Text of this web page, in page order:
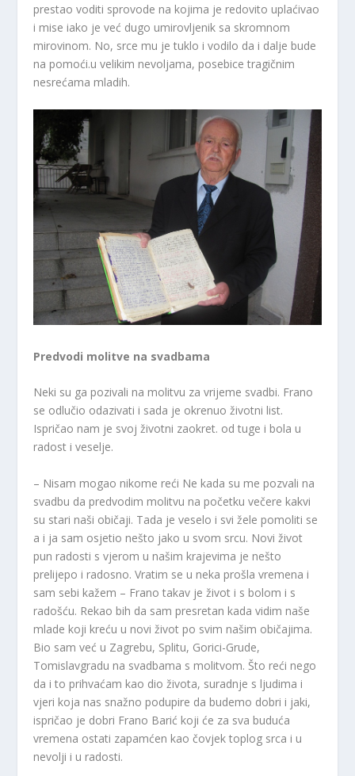
prestao voditi sprovode na kojima je redovito uplaćivao
i mise iako je već dugo umirovljenik sa skromnom
mirovinom. No, srce mu je tuklo i vodilo da i dalje bude
na pomoći.u velikim nevoljama, posebice tragičnim
nesrećama mladih.
Predvodi molitve na svadbama
Neki su ga pozivali na molitvu za vrijeme svadbi. Frano
se odlučio odazivati i sada je okrenuo životni list.
Ispričao nam je svoj životni zaokret. od tuge i bola u
radost i veselje.
– Nisam mogao nikome reći Ne kada su me pozvali na
svadbu da predvodim molitvu na početku večere kakvi
su stari naši običaji. Tada je veselo i svi žele pomoliti se
a i ja sam osjetio nešto jako u svom srcu. Novi život
pun radosti s vjerom u našim krajevima je nešto
prelijepo i radosno. Vratim se u neka prošla vremena i
sam sebi kažem – Frano takav je život i s bolom i s
radošću. Rekao bih da sam presretan kada vidim naše
mlade koji kreću u novi život po svim našim običajima.
Bio sam već u Zagrebu, Splitu, Gorici-Grude,
Tomislavgradu na svadbama s molitvom. Što reći nego
da i to prihvaćam kao dio života, suradnje s ljudima i
vjeri koja nas snažno podupire da budemo dobri i jaki,
ispričao je dobri Frano Barić koji će za sva buduća
vremena ostati zapamćen kao čovjek toplog srca i u
nevolji i u radosti.